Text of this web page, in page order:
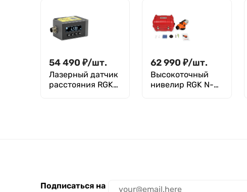
штативом RGK
SP-100G COMBO с
калибровкой
54 490 ₽/шт.
Лазерный датчик
расстояния RGK
62 990 ₽/шт.
Высокоточный
нивелир RGK N-
Подписаться на